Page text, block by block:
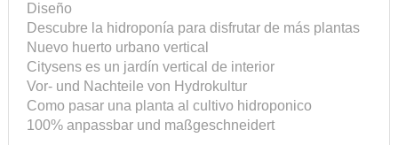
Diseño
Descubre la hidroponía para disfrutar de más plantas
Nuevo huerto urbano vertical
Citysens es un jardín vertical de interior
Vor- und Nachteile von Hydrokultur
Como pasar una planta al cultivo hidroponico
100% anpassbar und maßgeschneidert